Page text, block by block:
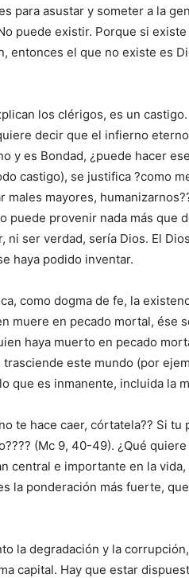
para asustar y someter a la
puede existir. Porque si
entonces el que no existe es
los clérigos, es un
decir que el infierno
y es Bondad, ¿puede hacer
castigo), se justifica ?como
mayores,
puede provenir nada más que
ser verdad, sería Dios. El
haya podido inventar.
como dogma de fe, la
muere en pecado mortal, ése
haya muerto en pecado
este mundo (por
que es inmanente, incluida la
te hace caer, córtatela?? Si tu
(Mc 9, 40-49). ¿Qué
central e importante en la
la ponderación más fuerte,
la degradación y la
capital. Hay que estar